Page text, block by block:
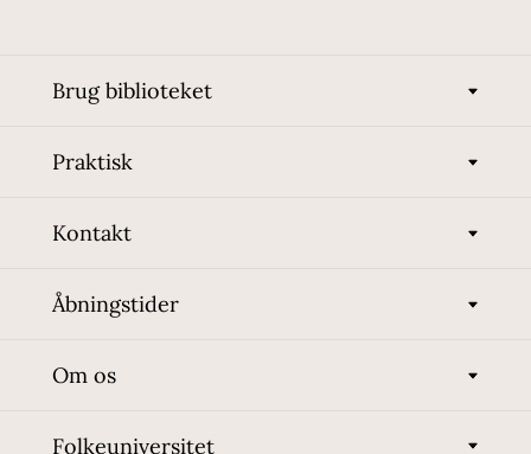
Brug biblioteket
Praktisk
Kontakt
Åbningstider
Om os
Folkeuniversitet